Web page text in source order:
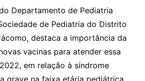
Departamento de Pediatria
de Pediatria do Distrito
destaca a importância da
vacinas para atender essa
em relação à síndrome
grave na faixa etária pediátrica,